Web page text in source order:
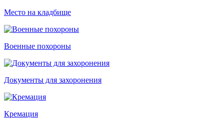
Место на кладбище
Военные похороны
Документы для захоронения
Кремация